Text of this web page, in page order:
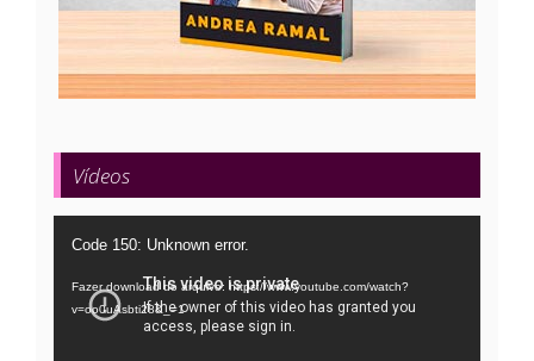
Vídeos
Tocador
vídeo
Code 150: Unknown error.
Fazer download do arquivo: https://www.youtube.com/watch?
v=oo0uAsbti28&_=1